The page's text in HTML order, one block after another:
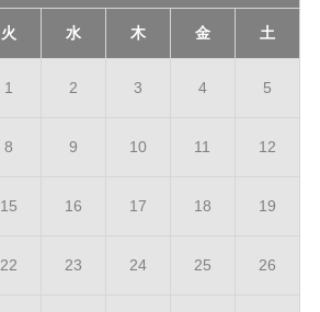
火 水 木 金 土
1 2 3 4 5
8 9 10 11 12
15 16 17 18 19
22 23 24 25 26